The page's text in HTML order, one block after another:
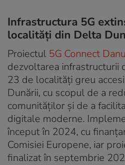
Infrastructura 5G
localități din Delta
Proiectul 5G Connect
dezvoltarea infrastructurii
23 de localități greu
Dunării, cu scopul de a
comunităților și de a
digitale moderne.
început în 2024, cu
Comisiei Europene, iar
finalizat în septembrie